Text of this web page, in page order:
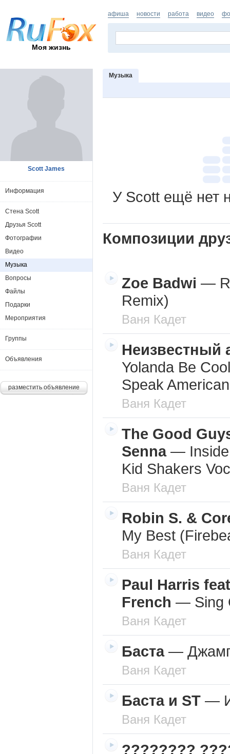
Моя жизнь
афиша новости работа видео
Музыка
У Scott ещё нет
Композиции
Zoe Badwi —
Remix)
Ваня Кадет
Неизвестный
Yolanda Be
Speak
Ваня Кадет
The Good
Senna—
Kid Shakers
Ваня Кадет
Robin S. &
My Best
Ваня Кадет
Paul Harris
French — Sing
Ваня Кадет
Баста—
Ваня Кадет
Баста и ST —
Ваня Кадет
????????
Scott James
Информация
Стена Scott
Друзья Scott
Фотографии
Видео
Музыка
Вопросы
Файлы
Подарки
Мероприятия
Группы
Объявления
разместить объявление